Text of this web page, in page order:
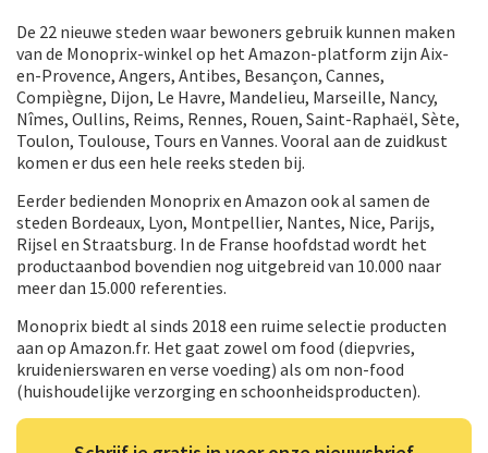
De 22 nieuwe steden waar bewoners gebruik kunnen maken
van de Monoprix-winkel op het Amazon-platform zijn Aix-
en-Provence, Angers, Antibes, Besançon, Cannes,
Compiègne, Dijon, Le Havre, Mandelieu, Marseille, Nancy,
Nîmes, Oullins, Reims, Rennes, Rouen, Saint-Raphaël, Sète,
Toulon, Toulouse, Tours en Vannes. Vooral aan de zuidkust
komen er dus een hele reeks steden bij.
Eerder bedienden Monoprix en Amazon ook al samen de
steden Bordeaux, Lyon, Montpellier, Nantes, Nice, Parijs,
Rijsel en Straatsburg. In de Franse hoofdstad wordt het
productaanbod bovendien nog uitgebreid van 10.000 naar
meer dan 15.000 referenties.
Monoprix biedt al sinds 2018 een ruime selectie producten
aan op Amazon.fr. Het gaat zowel om food (diepvries,
kruidenierswaren en verse voeding) als om non-food
(huishoudelijke verzorging en schoonheidsproducten).